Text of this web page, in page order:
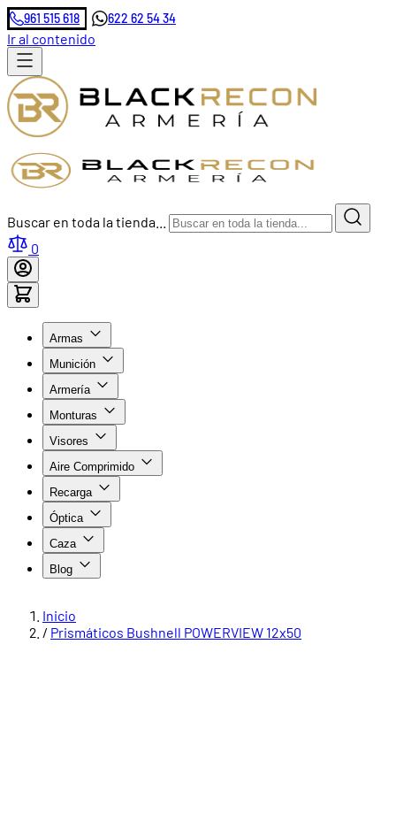
961 515 618 622 62 54 34
Ir al contenido
Buscar en toda la tienda...
0
Armas
Munición
Armería
Monturas
Visores
Aire Comprimido
Recarga
Óptica
Caza
Blog
Inicio
/ Prismáticos Bushnell POWERVIEW 12x50